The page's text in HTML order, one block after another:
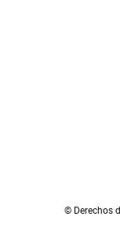
© Derechos